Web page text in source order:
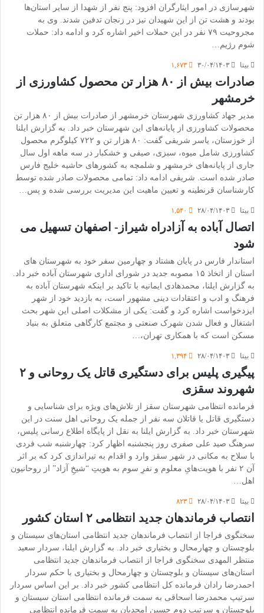
شهرسازی در امور ایثارگران افزود: پنج نفر از شهدا از سایر استان‌ها
بودند و هشت تن از این شهیدان نیز در زنجان تدفین شدند. وی به
مجروحیت ۷۹ نفر در این حملات اخیر اشاره کرد و ادامه داد: حملات
شوم رژیم…
بیتا ۳۰/۰۴/۱۴۰۳ ۱,۶۷۳
صادرات بیش از ۸۰ هزار تن محصول کشاورزی از
خرمشهر
مدیر جهاد کشاورزی شهرستان خرمشهر از صادرات بیش از ۸۰ هزار تن
محصولات کشاورزی از پایانه‌های این شهرستان خبر داد. به گزارش ایلنا
از خوزستان، یاسر شریفی گفت: ۸۰ هزار تن و ۷۲۲ کیلوگرم محصول
کشاورزی شامل میوه، سبزی، صیفی و خشکبار در سه ماهه اول سال
جاری از پایانه‌های خرمشهر و شلمچه به کشورهای حاشیه خلیج فارس
صادر شده است. شریفی ادامه داد: تمامی محصولات صادر شده توسط
کارشناسان قرنطینه و تعیین ماهیت این مدیریت بررسی شده و پس…
بیتا ۲۸/۰۴/۱۴۰۳ ۱,۵۴۰
اتصال آباده به آزادراه شیراز- اصفهان تسهیل می
شود
استاندار فارس در پایان هشتاد و چهارمین سفر خود به شهرستان های
استان از اتخاذ ۱۵ مصوبه جدید در شورای اداری شهرستان آباده خبر داد.
به گزارش ایلنا، محمدهادی ایمانیه با تاکید بر اینکه شهرستان آباده به
فرهنگ و ادب و اعتقادات دینی مشهور است، به بازدید خود از شهر
ایزدخواست اشاره کرد و گفت: یکی از مشکلات اصلی این شهر بحث
اشتغال و فعال شدن شهرک صنعتی و مجتمع کارگاهی متعلق به بنیاد
مسکن است که با همکاری تهران،…
بیتا ۲۸/۰۴/۱۴۰۳ ۱,۳۹۴
پیگیری پلیس برای دستگیری قاتل یک روحانی و ۲
شهروند سقزی
فرمانده انتظامی شهرستان سقز از تلاش‌های ویژه برای شناسایی و
دستگیری قاتل یا قاتلان سه نفر از جمله یک روحانی اهل سنت در این
شهرستان خبر داد. به گزارش ایلنا به نقل از پایگاه اطلاع رسانی پلیس،
سرهنگ صید علی صفری روز پنجشنبه اظهار کرد: چهارشنبه شب فردی
با سلاح به مکانی در شهر سقز وارد و اقدام به تیراندازی کرد که بر اثر
آن ۲ نفر با هویت‌هایِ معلوم و نفرِ سوم به هویتِ “شیخِ آزاد” از روحانیون
اهل…
بیتا ۲۸/۰۴/۱۴۰۳ ۸۲۳
انتصاب فرماندهان جدید انتظامی ۲ استان کشور
سخنگوی فراجا از انتصاب فرماندهان جدید انتظامی استان‌های سیستان و
بلوچستان و چهارمحال و بختیاری خبر داد. به گزارش ایلنا، سردار سعید
منتظر المهدی سخنگوی فراجا از انتصاب فرماندهان جدید انتظامی
استان‌های سیستان و بلوچستان و چهارمحال و بختیاری با حکم سردار
احمدرضا رادان فرمانده کل انتظامی کشور خبر داد. بر این اساس سردار
سرتیپ محمدرضا اسحاقی به سمت فرمانده انتظامی استان سیستان و
بلوچستان و سرتیپ دوم حسین امجدیان به سمت فرمانده انتظامی